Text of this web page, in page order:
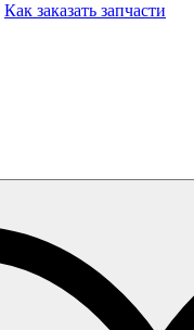
Как заказать запчасти